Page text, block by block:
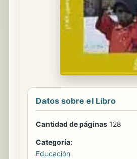
Datos sobre el Libro
Cantidad de páginas 128
Categoría:
Educación